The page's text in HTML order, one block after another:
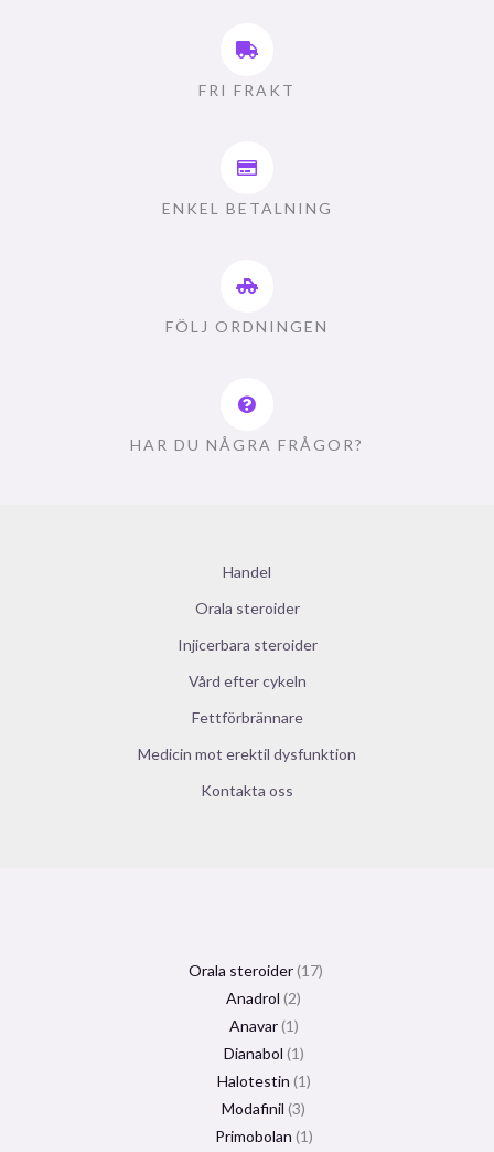
FRI FRAKT
ENKEL BETALNING
FÖLJ ORDNINGEN
HAR DU NÅGRA FRÅGOR?
Handel
Orala steroider
Injicerbara steroider
Vård efter cykeln
Fettförbrännare
Medicin mot erektil dysfunktion
Kontakta oss
Orala steroider 17
Anadrol 2
Anavar 1
Dianabol 1
Halotestin 1
Modafinil 3
Primobolan 1